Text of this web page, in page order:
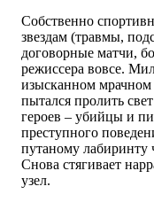
Собственно
звездам (травмы,
договорные матчи,
режиссера вовсе.
изысканном
пытался пролить
героев – убийцы и
преступного
путаному лабиринту
Снова стягивает
узел.